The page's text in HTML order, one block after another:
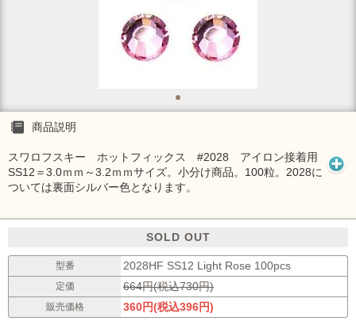
商品説明
スワロフスキー ホットフィックス #2028 アイロン接着用
SS12＝3.0ｍｍ～3.2ｍｍサイズ。小分け商品。100粒。2028に
ついては裏面シルバー色となります。
SOLD OUT
型番 2028HF SS12 Light Rose 100pcs
定価 664円(税込730円)
販売価格 360円(税込396円)